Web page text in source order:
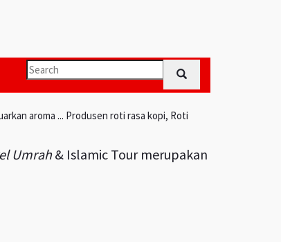
aroma ... Produsen roti rasa kopi, Roti
Umrah& Islamic Tour merupakan